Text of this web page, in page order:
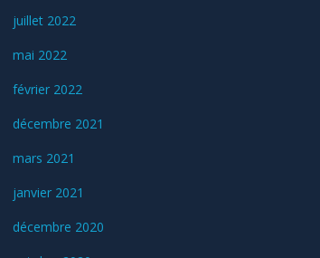
juillet 2022
mai 2022
février 2022
décembre 2021
mars 2021
janvier 2021
décembre 2020